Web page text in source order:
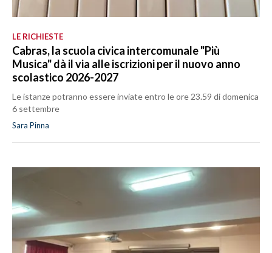
LE RICHIESTE
Cabras, la scuola civica intercomunale "Più
Musica" dà il via alle iscrizioni per il nuovo anno
scolastico 2026-2027
Le istanze potranno essere inviate entro le ore 23.59 di domenica
6 settembre
Sara Pinna